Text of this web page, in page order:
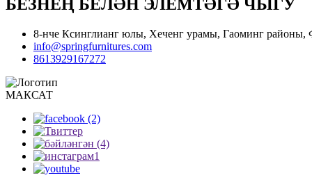
БЕЗНЕҢ БЕЛӘН ЭЛЕМТӘГӘ ЧЫГУ
8-нче Ксинглианг юлы, Хеченг урамы, Гаоминг
info@springfurnitures.com
8613929167272
МАКСАТ